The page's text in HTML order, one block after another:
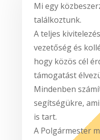
Mi egy
találkoztunk.
A teljes
vezetőség és
hogy közös cél
támogatást
Mindenben
segítségükre,
is tart.
A Polgármester